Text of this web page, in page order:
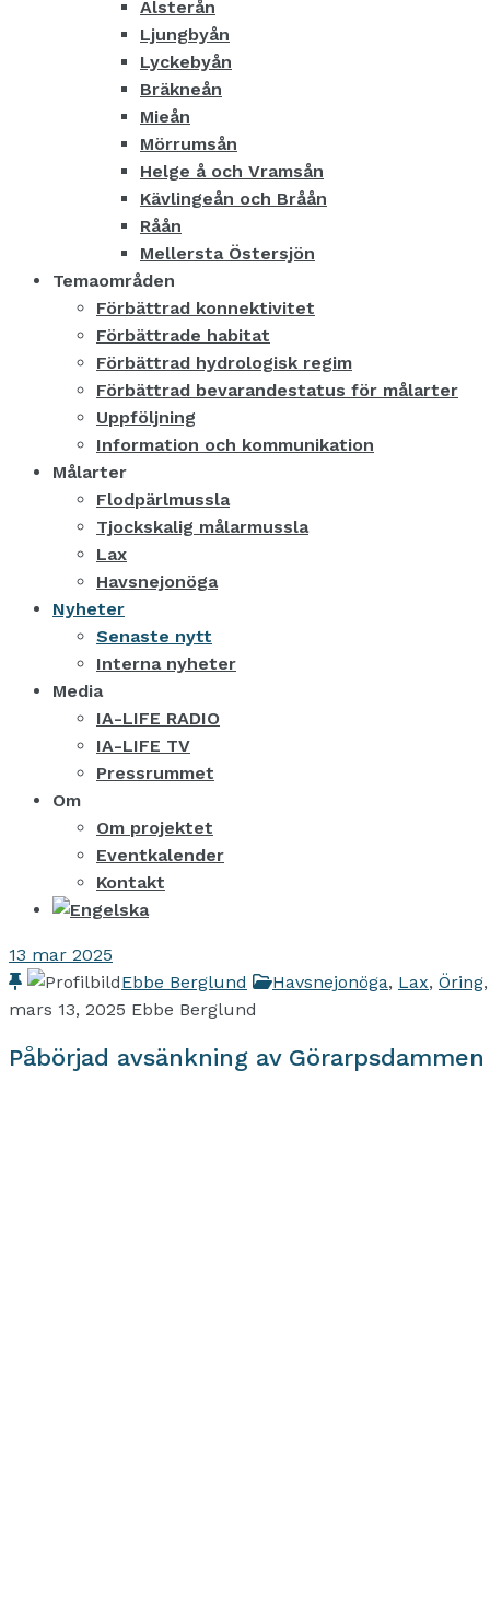
Alsterån
Ljungbyån
Lyckebyån
Bräkneån
Mieån
Mörrumsån
Helge å och Vramsån
Kävlingeån och Bråån
Råån
Mellersta Östersjön
Temaområden
Förbättrad konnektivitet
Förbättrade habitat
Förbättrad hydrologisk regim
Förbättrad bevarandestatus för målarter
Uppföljning
Information och kommunikation
Målarter
Flodpärlmussla
Tjockskalig målarmussla
Lax
Havsnejonöga
Nyheter
Senaste nytt
Interna nyheter
Media
IA-LIFE RADIO
IA-LIFE TV
Pressrummet
Om
Om projektet
Eventkalender
Kontakt
13 mar 2025
Ebbe Berglund
Havsnejonöga, Lax, Öring
mars 13, 2025 Ebbe Berglund
Påbörjad avsänkning av Görarpsdammen